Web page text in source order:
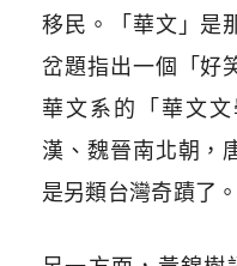
移民。「華文」是
岔題指出一個「好
華文系的「華文
漢、魏晉南北朝，
是另類台灣奇蹟了。